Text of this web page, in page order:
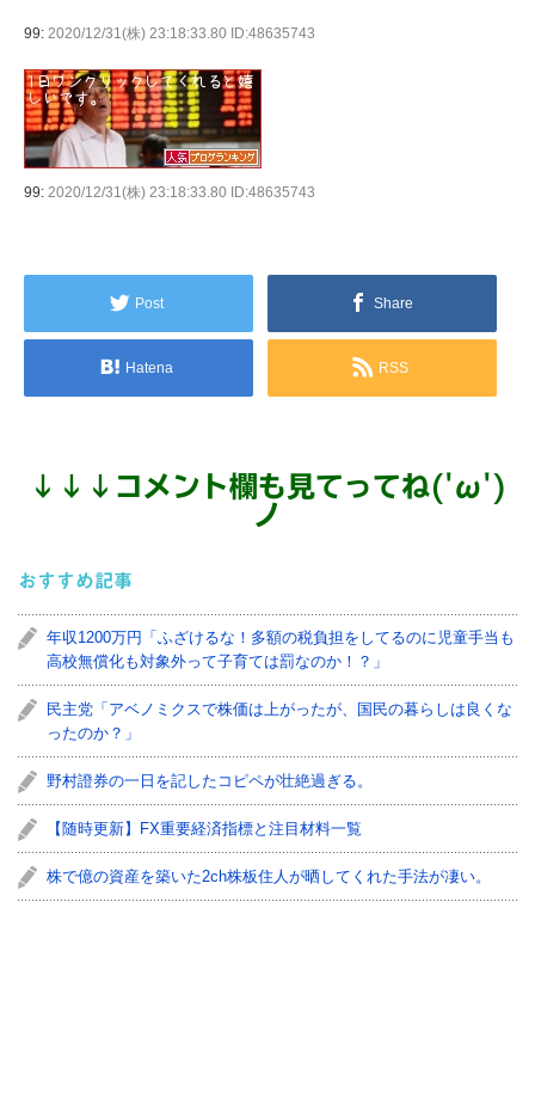
99: 2020/12/31(株) 23:18:33.80 ID:48635743
99: 2020/12/31(株) 23:18:33.80 ID:48635743
Post Share
Hatena RSS
↓ ↓ ↓ コメント欄も見てってね('ω')
ノ
おすすめ記事
年収1200万円「ふざけるな！多額の税負担をしてるのに児童手当も
高校無償化も対象外って子育ては罰なのか！？」
民主党「アベノミクスで株価は上がったが、国民の暮らしは良くな
ったのか？」
野村證券の一日を記したコピペが壮絶過ぎる。
【随時更新】FX重要経済指標と注目材料一覧
株で億の資産を築いた2ch株板住人が晒してくれた手法が凄い。